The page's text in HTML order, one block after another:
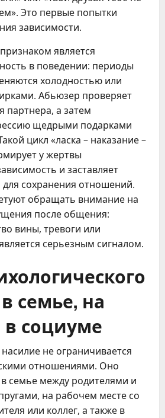
Это первые попытки
зависимости.
является
в поведении: периоды
холодностью или
Абьюзер проверяет
партнера, а затем
щедрыми подарками
цикл «ласка – наказание –
у жертвы
и заставляет
для сохранения отношений.
обращать внимание на
после общения:
вины, тревоги или
серьезным сигналом.
семье, на
в социуме
не ограничивается
отношениями. Оно
семье между родителями и
на рабочем месте со
или коллег, а также в